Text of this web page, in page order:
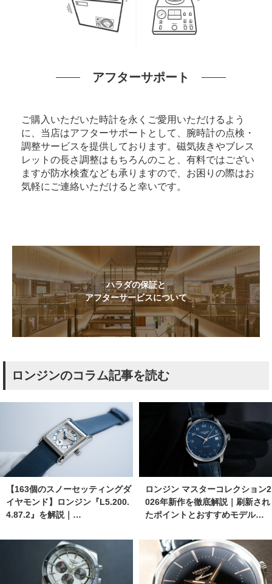
アフターサポート
ご購入いただいた時計を永くご愛用いただけるよう
に、当店はアフターサポートとして、腕時計の点検・
調整サービスを提供しております。磁気抜きやブレス
レットの長さ調整はもちろんのこと、有料ではござい
ますが防水検査なども承りますので、お困りの際はお
気軽にご連絡いただけると幸いです。
ハラダの保証と
アフターサービスについて
ロンジンのコラム記事を読む
【163個のスノーセッティングダ
イヤモンド】ロンジン『L5.200.
4.87.2』を解説｜…
ロンジン マスターコレクション2
026年新作を徹底解説｜刷新され
たポイントとおすすめモデル…